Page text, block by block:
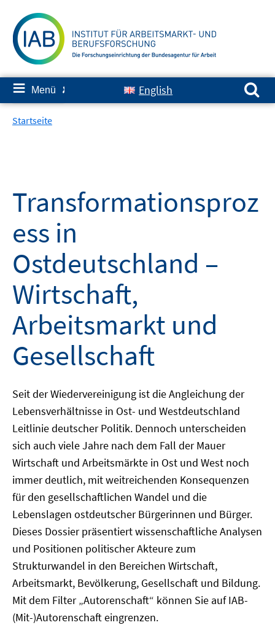
zum
Inhalt
≡ Menü ✘ English
Suchen nach:
Startseite
Transformationsproz
ess in
Ostdeutschland –
Wirtschaft,
Arbeitsmarkt und
Gesellschaft
Seit der Wiedervereinigung ist die Angleichung der
Lebensverhältnisse in Ost- und Westdeutschland
Leitlinie deutscher Politik. Dennoch unterscheiden
sich auch viele Jahre nach dem Fall der Mauer
Wirtschaft und Arbeitsmärkte in Ost und West noch
immer deutlich, mit weitreichenden Konsequenzen
für den gesellschaftlichen Wandel und die
Lebenslagen ostdeutscher Bürgerinnen und Bürger.
Dieses Dossier präsentiert wissenschaftliche Analysen
und Positionen politischer Akteure zum
Strukturwandel in den Bereichen Wirtschaft,
Arbeitsmarkt, Bevölkerung, Gesellschaft und Bildung.
Mit dem Filter „Autorenschaft“ können Sie auf IAB-
(Mit-)Autorenschaft eingrenzen.